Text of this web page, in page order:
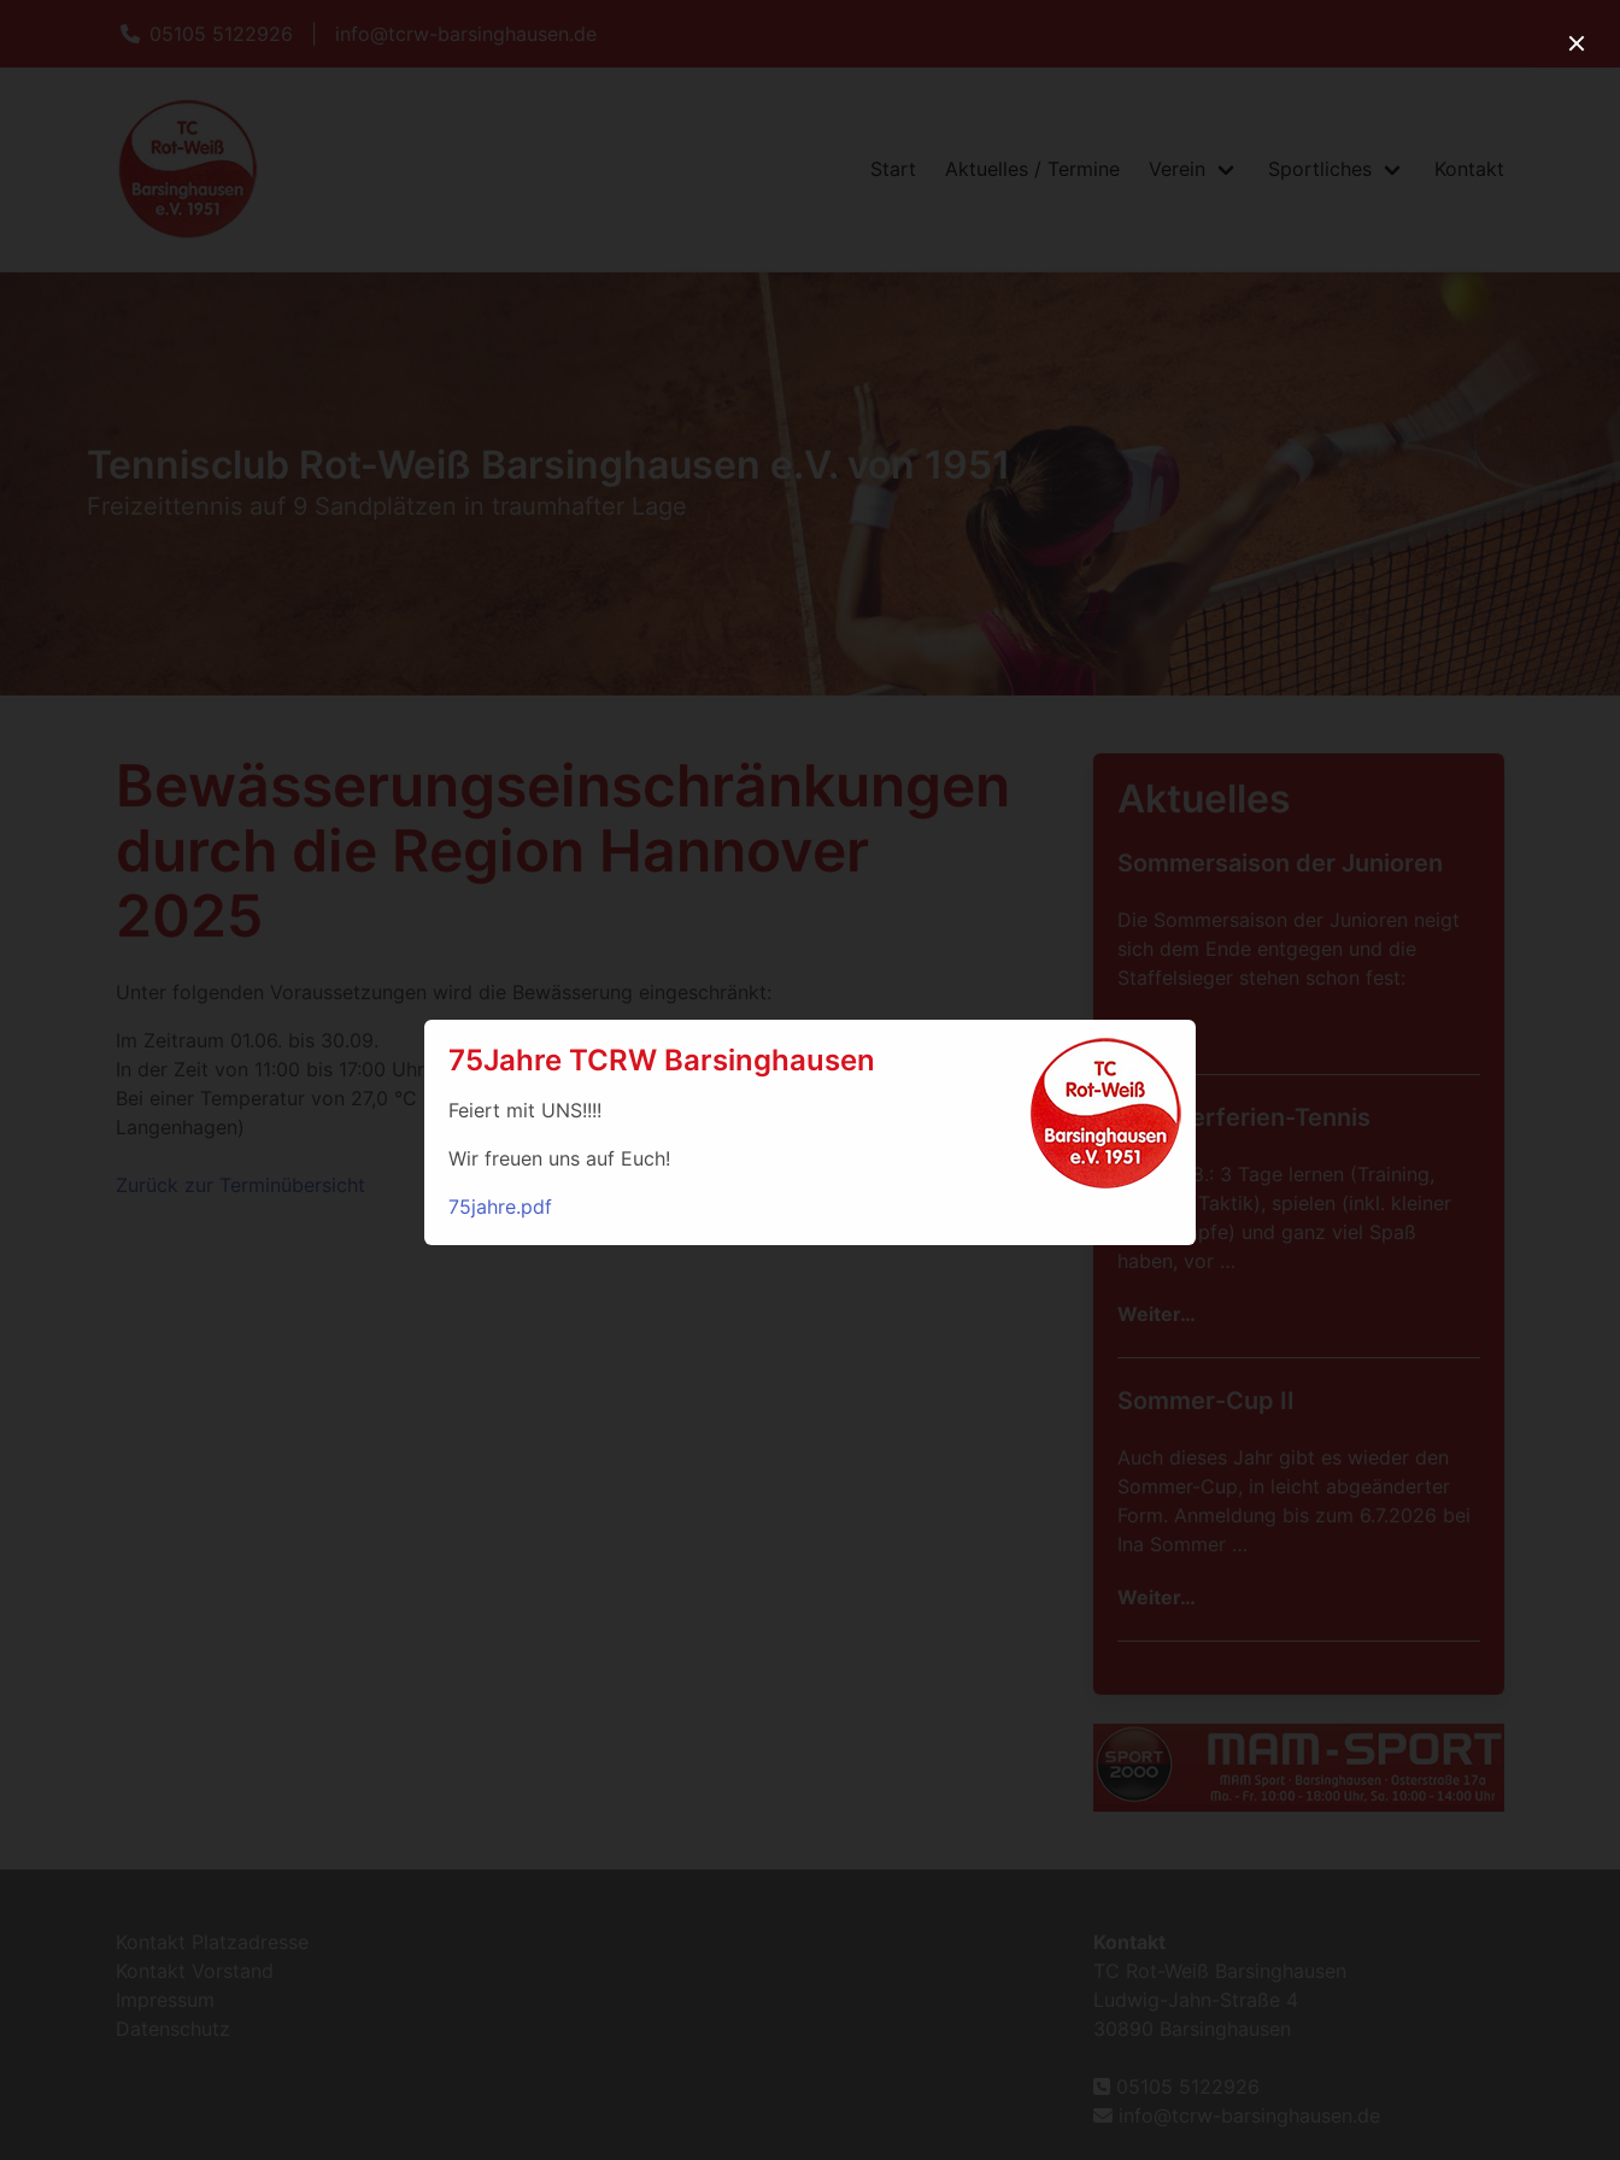
75Jahre TCRW Barsinghausen
Feiert mit UNS!!!!
Wir freuen uns auf Euch!
75jahre.pdf
05105 5122926 info@tcrw-barsinghausen.de
Start Aktuelles / Termine Verein Sportliches Kontakt
Tennisclub Rot-Weiß Barsinghausen e.V. von 1951
Freizeittennis auf 9 Sandplätzen in traumhafter Lage
Bewässerungseinschränkungen
durch die Region Hannover
2025
Unter folgenden Voraussetzungen wird die Bewässerung eingeschränkt:
Im Zeitraum 01.06. bis 30.09.
In der Zeit von 11:00 bis 17:00 Uhr
Bei einer Temperatur von 27,0 °C oder höher (gemessen an der Flughafen-Wetterstation
Langenhagen)
Zurück zur Terminübersicht
Aktuelles
Sommersaison der Junioren
Die Sommersaison der Junioren neigt
sich dem Ende entgegen und die
Staffelsieger stehen schon fest:
Weiter…
Sommerferien-Tennis
08.-10.08.: 3 Tage lernen (Training,
Technik, Taktik), spielen (inkl. kleiner
Wettkämpfe) und ganz viel Spaß
haben, vor …
Weiter…
Sommer-Cup II
Auch dieses Jahr gibt es wieder den
Sommer-Cup, in leicht abgeänderter
Form. Anmeldung bis zum 6.7.2026 bei
Ina Sommer …
Weiter…